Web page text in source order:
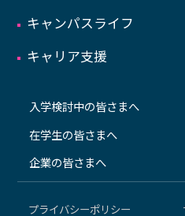
キャンパスライフ
キャリア支援
入学検討中の皆さまへ
在学生の皆さまへ
企業の皆さまへ
プライバシーポリシー